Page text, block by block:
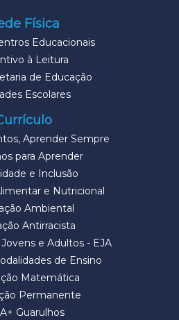
Física
Educacionais
à Leitura
de Educação
Escolares
Aprender Sempre
para Aprender
e Inclusão
e Nutricional
Ambiental
Antirracista
e Adultos - EJA
de Ensino
Matemática
Permanente
Guarulhos